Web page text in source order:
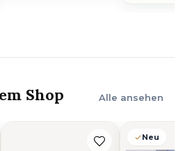
Shop Alle ansehen
Neu